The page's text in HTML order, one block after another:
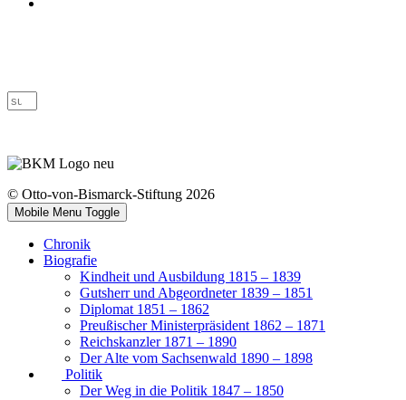
© Otto-von-Bismarck-Stiftung 2026
Mobile Menu Toggle
Chronik
Biografie
Kindheit und Ausbildung 1815 – 1839
Gutsherr und Abgeordneter 1839 – 1851
Diplomat 1851 – 1862
Preußischer Ministerpräsident 1862 – 1871
Reichskanzler 1871 – 1890
Der Alte vom Sachsenwald 1890 – 1898
Politik
Der Weg in die Politik 1847 – 1850